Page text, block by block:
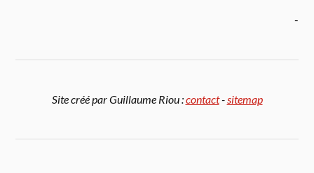
-
Site créé par Guillaume Riou :contact-sitemap